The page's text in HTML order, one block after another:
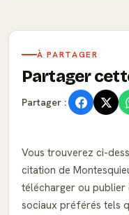
À PARTAGER
Partager
Partager :
Vous trouverez ci-
citation de
télécharger ou
sociaux préférés tels